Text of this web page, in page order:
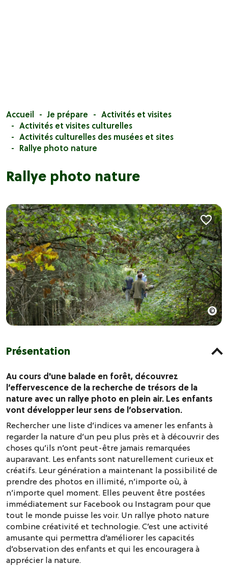
Accueil Je prépare
Activités et visites
Activités et visites culturelles
Activités culturelles des musées et sites
Rallye photo nature
Rallye photo nature
Présentation
Au cours d'une balade en forêt, découvrez
l’effervescence de la recherche de trésors de la
nature avec un rallye photo en plein air. Les enfants
vont développer leur sens de l’observation.
Rechercher une liste d’indices va amener les enfants à
regarder la nature d’un peu plus près et à découvrir des
choses qu’ils n’ont peut-être jamais remarquées
auparavant. Les enfants sont naturellement curieux et
créatifs. Leur génération a maintenant la possibilité de
prendre des photos en illimité, n’importe où, à
n’importe quel moment. Elles peuvent être postées
immédiatement sur Facebook ou Instagram pour que
tout le monde puisse les voir. Un rallye photo nature
combine créativité et technologie. C’est une activité
amusante qui permettra d’améliorer les capacités
d’observation des enfants et qui les encouragera à
apprécier la nature.